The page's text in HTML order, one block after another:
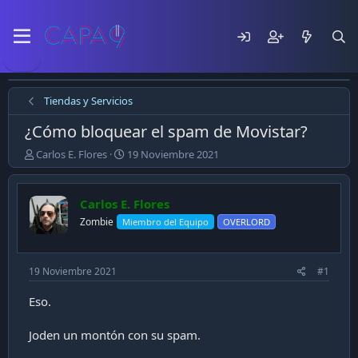
Tiendas y Servicios
¿Cómo bloquear el spam de Movistar?
E
m
p
e
z
ó
l
t
e
m
Carlos E. Flores
F
e
c
a
d
p
b
a
19 Noviembre 2021
Carlos E. Flores
Zombie Miembro del Equipo OVERLORD
19 Noviembre 2021 #1
Eso.
Joden un montón con su spam.